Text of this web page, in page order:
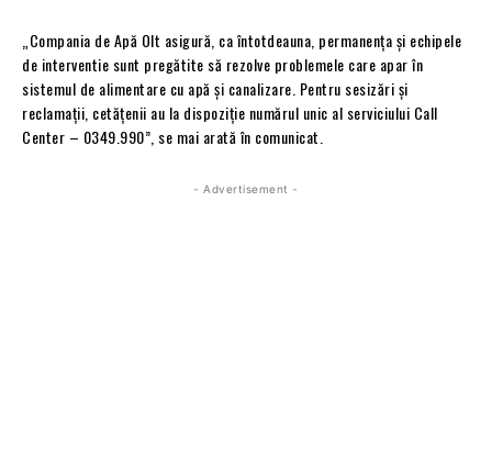
„Compania de Apă Olt asigură, ca întotdeauna, permanența și echipele
de interventie sunt pregătite să rezolve problemele care apar în
sistemul de alimentare cu apă și canalizare. Pentru sesizări și
reclamații, cetățenii au la dispoziție numărul unic al serviciului Call
Center – 0349.990”, se mai arată în comunicat.
- Advertisement -